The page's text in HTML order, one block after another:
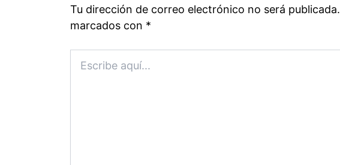
Tu dirección de correo electrónico no será publicada.
marcados con *
aquí...